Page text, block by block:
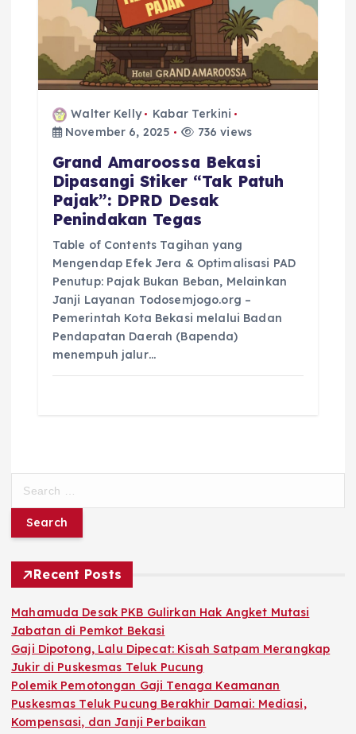
Walter Kelly
Kabar Terkini
November 6, 2025
736 views
Grand Amaroossa Bekasi
Dipasangi Stiker “Tak Patuh
Pajak”: DPRD Desak
Penindakan Tegas
Table of Contents Tagihan yang
Mengendap Efek Jera & Optimalisasi PAD
Penutup: Pajak Bukan Beban, Melainkan
Janji Layanan Todosemjogo.org –
Pemerintah Kota Bekasi melalui Badan
Pendapatan Daerah (Bapenda)
menempuh jalur…
r
f
o
r
:
Recent Posts
Mahamuda Desak PKB Gulirkan Hak Angket Mutasi
Jabatan di Pemkot Bekasi
Gaji Dipotong, Lalu Dipecat: Kisah Satpam Merangkap
Jukir di Puskesmas Teluk Pucung
Polemik Pemotongan Gaji Tenaga Keamanan
Puskesmas Teluk Pucung Berakhir Damai: Mediasi,
Kompensasi, dan Janji Perbaikan